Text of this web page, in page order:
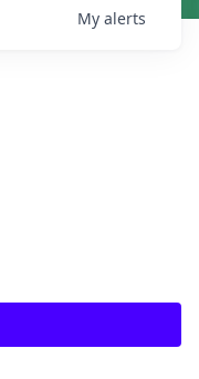
My alerts